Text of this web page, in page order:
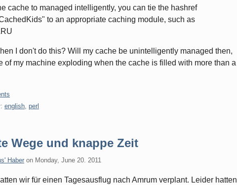
cache to managed intelligently, you can tie the hashref
to an appropriate caching module, such as
I don't do this? Will my cache be unintelligently managed then,
of my machine exploding when the cache is filled with more than a
english, perl
Wege und knappe Zeit
Haber on Monday, June 20. 2011
wir für einen Tagesausflug nach Amrum verplant. Leider hatten